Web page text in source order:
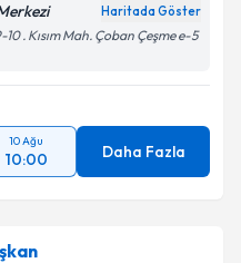
Haritada Göster
. Kısım Mah. Çoban Çeşme e-5
10 Ağu
10:00 Daha Fazla